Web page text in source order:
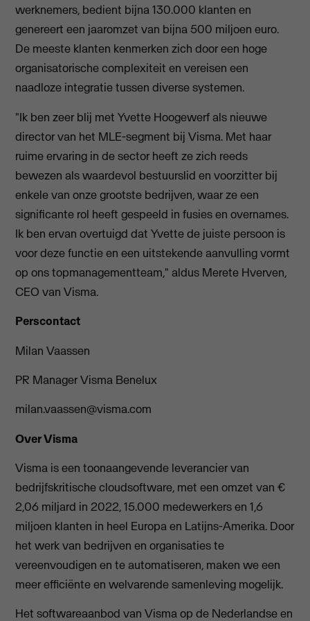
werknemers, bedient bijna 130.000 klanten en
genereert een jaaromzet van bijna 500 miljoen euro.
De meeste klanten kenmerken zich door een hoge
organisatorische complexiteit en vereisen een
naadloze integratie tussen diverse systemen.
"Ik ben zeer blij met Yvette Hoogewerf als nieuwe
director van het MLE-segment bij Visma. Met haar
ruime ervaring in de sector heeft ze zich reeds
bewezen als waardevol bestuurslid en voorzitter bij
enkele van onze grootste bedrijven, waar ze een
significante rol heeft gespeeld in fusies en overnames.
Ik ben ervan overtuigd dat Yvette de juiste persoon is
voor deze functie en een uitstekende aanvulling vormt
op ons topmanagementteam," aldus Merete Hverven,
CEO van Visma.
Perscontact
Milan Vaassen
PR Manager Visma Benelux
milan.vaassen@visma.com
Over Visma
Visma is een toonaangevende leverancier van
bedrijfskritische cloudsoftware, met een omzet van €
2,06 miljard in 2022, 15.000 medewerkers en 1,6
miljoen klanten in heel Europa en Latijns-Amerika. Door
het werk van bedrijven en organisaties te
vereenvoudigen en te automatiseren, maken we een
meer efficiënte en welvarende samenleving mogelijk.
Het softwareaanbod van Visma op de Nederlandse en